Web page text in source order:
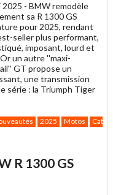
2025 - BMW remodèle
sa R 1300 GS
pour 2025, rendant
seller plus performant,
imposant, lourd et
un autre ''maxi-
GT propose un
une transmission
série : la Triumph Tiger
2025 Motos
R 1300 GS